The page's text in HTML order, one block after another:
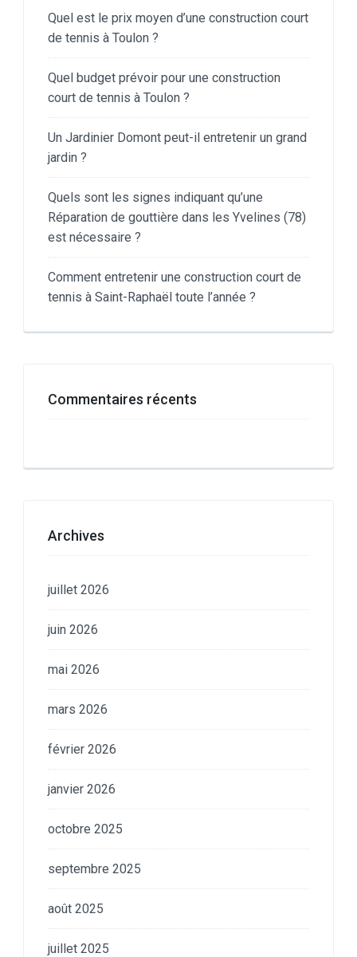
Quel est le prix moyen d’une construction court
de tennis à Toulon ?
Quel budget prévoir pour une construction
court de tennis à Toulon ?
Un Jardinier Domont peut-il entretenir un grand
jardin ?
Quels sont les signes indiquant qu’une
Réparation de gouttière dans les Yvelines (78)
est nécessaire ?
Comment entretenir une construction court de
tennis à Saint-Raphaël toute l’année ?
Commentaires récents
Archives
juillet 2026
juin 2026
mai 2026
mars 2026
février 2026
janvier 2026
octobre 2025
septembre 2025
août 2025
juillet 2025